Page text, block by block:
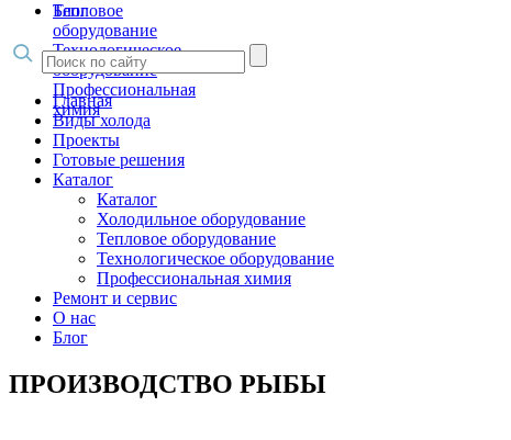
Тепловое
оборудование
Технологическое
оборудование
Профессиональная
химия
Блог
Главная
Виды холода
Проекты
Готовые решения
Каталог
Каталог
Холодильное оборудование
Тепловое оборудование
Технологическое оборудование
Профессиональная химия
Ремонт и сервис
О нас
Блог
ПРОИЗВОДСТВО РЫБЫ